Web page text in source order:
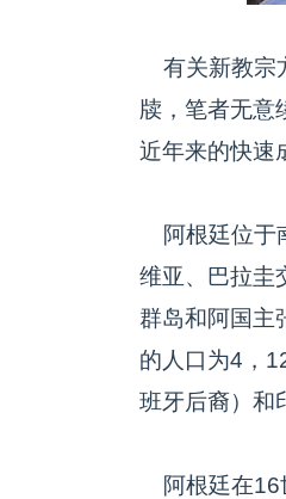
有关新教宗
牍，笔者无意
近年来的快速
阿根廷位于
维亚、巴拉圭
群岛和阿国主
的人口为4，
班牙后裔）和
阿根廷在16